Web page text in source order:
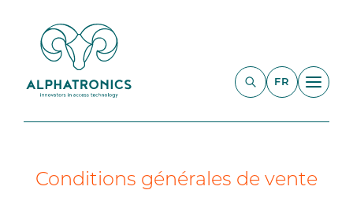
FR
Conditions générales de vente